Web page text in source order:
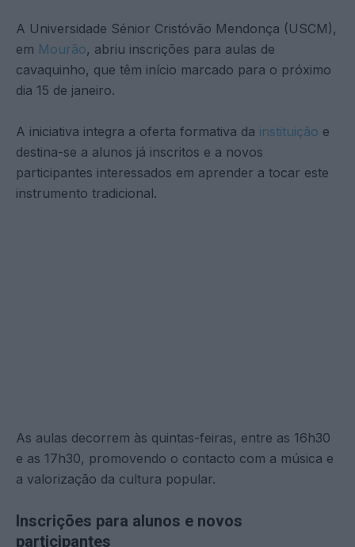
A Universidade Sénior Cristóvão Mendonça (USCM),
em Mourão, abriu inscrições para aulas de
cavaquinho, que têm início marcado para o próximo
dia 15 de janeiro.
A iniciativa integra a oferta formativa da instituição e
destina-se a alunos já inscritos e a novos
participantes interessados em aprender a tocar este
instrumento tradicional.
As aulas decorrem às quintas-feiras, entre as 16h30
e as 17h30, promovendo o contacto com a música e
a valorização da cultura popular.
Inscrições para alunos e novos
participantes